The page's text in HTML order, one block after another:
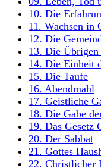
10. Die
11. Wachsen in
12. Die
13. Die
14. Die Einheit
15. Die Taufe
16. Abendmahl
17. Geistliche
18. Die Gabe
19. Das Gesetz
20. Der Sabbat
21. Gottes
22. Christlicher